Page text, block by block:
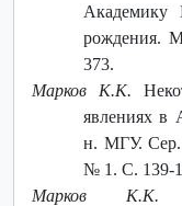
рождения.
373.
Марков К.К.
явлениях в
н. МГУ. Сер.
№ 1. С. 139-
Марков К.К.